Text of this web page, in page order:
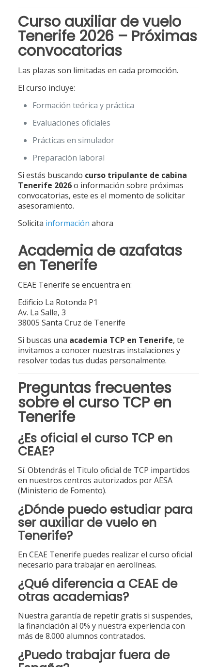
Curso auxiliar de vuelo
Tenerife 2026 – Próximas
convocatorias
Las plazas son limitadas en cada promoción.
El curso incluye:
Formación teórica y práctica
Evaluaciones oficiales
Prácticas en simulador
Preparación laboral
Si estás buscando curso tripulante de cabina
Tenerife 2026o información sobre próximas
convocatorias, este es el momento de solicitar
asesoramiento.
Solicita información ahora
Academia de azafatas
en Tenerife
CEAE Tenerife se encuentra en:
Edificio La Rotonda P1
Av. La Salle, 3
38005 Santa Cruz de Tenerife
Si buscas una academia TCP en Tenerife, te
invitamos a conocer nuestras instalaciones y
resolver todas tus dudas personalmente.
Preguntas frecuentes
sobre el curso TCP en
Tenerife
¿Es oficial el curso TCP en
CEAE?
Sí. Obtendrás el Titulo oficial de TCP impartidos
en nuestros centros autorizados por AESA
(Ministerio de Fomento).
¿Dónde puedo estudiar para
ser auxiliar de vuelo en
Tenerife?
En CEAE Tenerife puedes realizar el curso oficial
necesario para trabajar en aerolíneas.
¿Qué diferencia a CEAE de
otras academias?
Nuestra garantía de repetir gratis si suspendes,
la financiación al 0% y nuestra experiencia con
más de 8.000 alumnos contratados.
¿Puedo trabajar fuera de